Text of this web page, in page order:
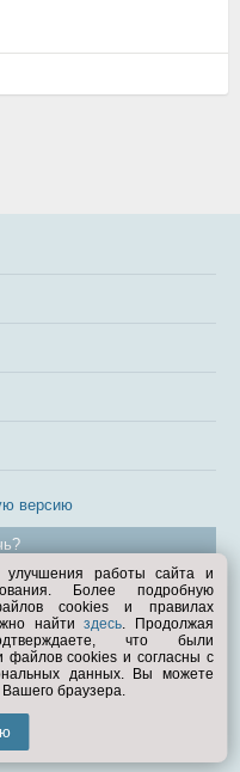
версию
работы сайта и
Более подробную
cookies и правилах
найтиздесь. Продолжая
что были
файлов cookies и согласны с
данных. Вы можете
браузера.